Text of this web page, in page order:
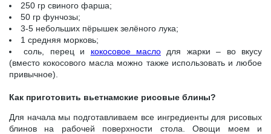
250 гр свиного фарша;
50 гр фунчозы;
3-5 небольших пёрышек зелёного лука;
1 средняя морковь;
соль, перец и кокосовое масло для жарки – во вкусу
(вместо кокосового масла можно также использовать и любое
привычное).
Как приготовить вьетнамские рисовые блины?
Для начала мы подготавливаем все ингредиенты для рисовых
блинов на рабочей поверхности стола. Овощи моем и